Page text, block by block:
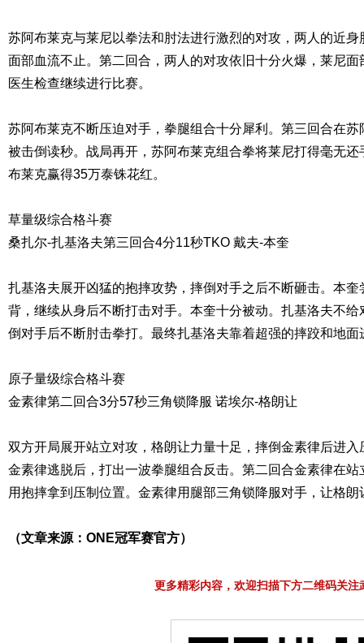
苏阿布莱克与莱尼以拳法和肘法进行激烈的对攻，两人的近
面部血流不止。第二回合，两人的对攻依旧十分火爆，莱尼
医生检查继续进行比赛。
苏阿布莱克不断压迫对手，拳腿组合十分犀利。第三回合在
被击倒读秒。战局再开，苏阿布莱克组合拳将莱尼打得毫无
布莱克赢得35万泰铢花红。
草量级综合格斗赛
桑扎尔-扎基洛夫第三回合4分11秒TKO 戴夫-本奎
扎基洛夫展开凶猛的抱摔攻势，摔倒对手之后不断砸击。本
背，继续从身后不断打击对手。本奎十分被动。扎基洛夫不
倒对手后不断肘击拳打。最终扎基洛夫靠着超强的摔跤和地
原子量级综合格斗赛
金素律第二回合3分57秒三角锁降服 诺埃尔-格朗让
双方开局展开站立对攻，格朗让力量十足，摔倒金素律后进
金素律逃脱后，打出一波拳腿组合反击。第二回合金素律在
用抱摔拿到压制位置。金素律用腿部三角锁降服对手，让格
（文章来源：ONE冠军赛官方）
更多精彩内容，欢迎扫描下方二维码关注